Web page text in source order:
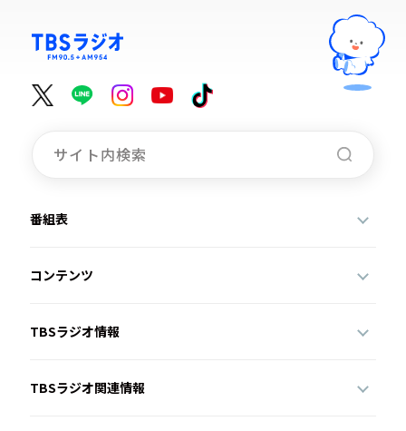
番組表
コンテンツ
TBSラジオ情報
TBSラジオ関連情報